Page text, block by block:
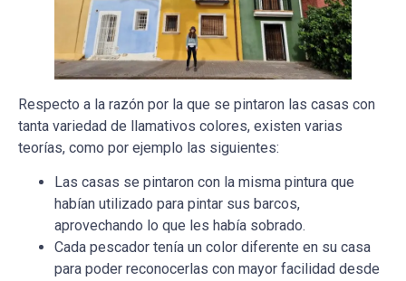
Respecto a la razón por la que se pintaron las casas con
tanta variedad de llamativos colores, existen varias
teorías, como por ejemplo las siguientes:
Las casas se pintaron con la misma pintura que
habían utilizado para pintar sus barcos,
aprovechando lo que les había sobrado.
Cada pescador tenía un color diferente en su casa
para poder reconocerlas con mayor facilidad desde